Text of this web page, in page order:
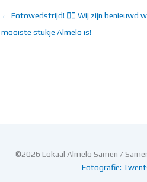
← Fotowedstrijd! 👉🏻 Wij zijn benieuwd
mooiste stukje Almelo is!
©2026 Lokaal Almelo Samen /
Fotografie: